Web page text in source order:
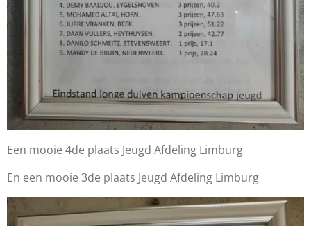
Een mooie 4de plaats Jeugd Afdeling Limburg
En een mooie 3de plaats Jeugd Afdeling Limburg